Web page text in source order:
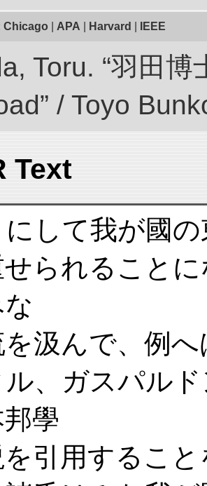
Chicago APA Harvard IEEE
Toru. “羽田博
/ Toyo
Text
して我が國
られること
を汲んで、例
ル、ガスパル
學
引用するこ